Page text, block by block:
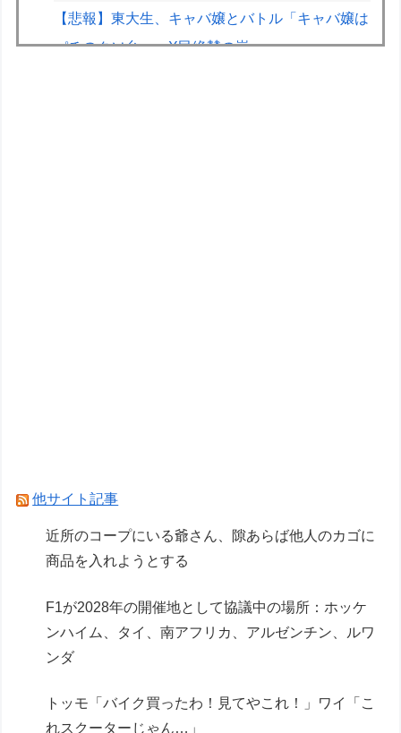
【悲報】東大生、キャバ嬢とバトル「キャバ嬢は
パチのクソ台」→X民絶賛の嵐ｗｗｗｗ
他サイト記事
近所のコープにいる爺さん、隙あらば他人のカゴに
商品を入れようとする
F1が2028年の開催地として協議中の場所：ホッケ
ンハイム、タイ、南アフリカ、アルゼンチン、ルワ
ンダ
トッモ「バイク買ったわ！見てやこれ！」ワイ「こ
れスクーターじゃん…」